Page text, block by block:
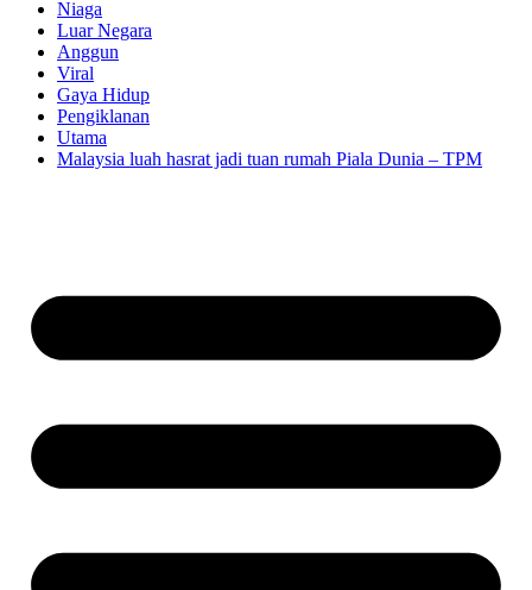
Niaga
Luar Negara
Anggun
Viral
Gaya Hidup
Pengiklanan
Utama
Malaysia luah hasrat jadi tuan rumah Piala Dunia – TPM